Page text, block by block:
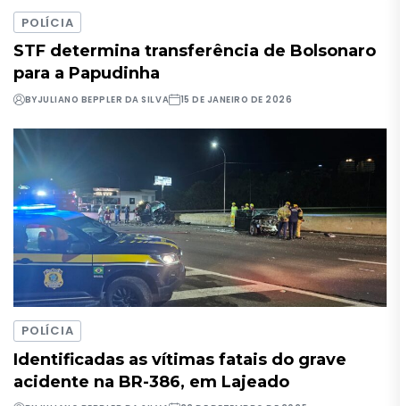
POLÍCIA
STF determina transferência de Bolsonaro
para a Papudinha
BYJULIANO BEPPLER DA SILVA 15 DE JANEIRO DE 2026
POLÍCIA
Identificadas as vítimas fatais do grave
acidente na BR-386, em Lajeado